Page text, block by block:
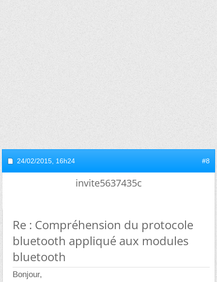
24/02/2015, 16h24 #8
invite5637435c
Re : Compréhension du protocole
bluetooth appliqué aux modules
bluetooth
Bonjour,